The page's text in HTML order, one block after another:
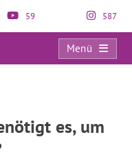
59 587
Menü
es, um